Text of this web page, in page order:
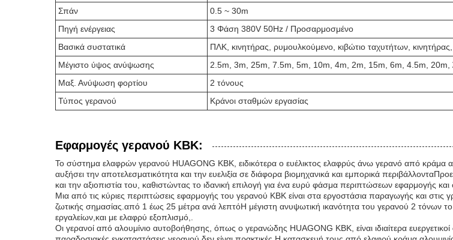
Σπάν
0.5 ~ 30m
Πηγή ενέργειας
3 Φάση 380V 50Hz / Προσαρμοσμένο
Βασικά συστατικά
ΠΛΚ, κινητήρας, ρυμουλκούμενο, κιβώτιο ταχυτήτων,
Μέγιστο ύψος ανύψωσης
2.5m, 3m, 25m, 7.5m, 5m, 10m, 4m, 2m, 15m, 6m, 4.5m, 20m,
Μαξ. Ανύψωση φορτίου
2 τόνους
Τύπος γερανού
Κράνοι σταθμών εργασίας
Εφαρμογές γερανού KBK:
Το σύστημα ελαφρών γερανού HUAGONG KBK, ειδικότερα ο ευέλικτος ελαφρύς άνω γερανό από κράμα
αυξήσει την αποτελεσματικότητα και την ευελιξία σε διάφορα βιομηχανικά και εμπορικά
και την αξιοπιστία του, καθιστώντας το ιδανική επιλογή για ένα ευρύ φάσμα περιπτώσεων εφαρμογής και
Μια από τις κύριες περιπτώσεις εφαρμογής του γερανού KBK είναι στα εργοστάσια παραγωγής και
ζωτικής σημασίας.από 1 έως 25 μέτρα ανά λεπτόΗ μέγιστη ανυψωτική ικανότητα του γερανού 2 τόνων
εργαλείων,και με ελαφρύ εξοπλισμό,.
Οι γερανοί από αλουμίνιο αυτοβοήθησης, όπως ο γερανώδης HUAGONG KBK, είναι ιδιαίτερα